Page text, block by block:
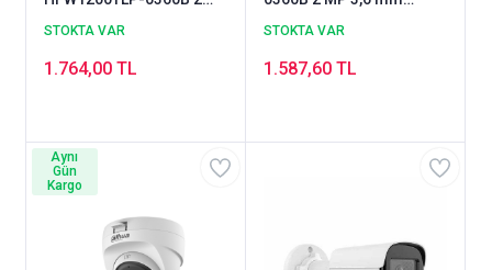
MP 1080P IR Bullet
STOKTA VAR
1.764,00 TL
HDCVI IR Bullet Kamera
STOKTA VAR
1.587,60 TL
Aynı
Gün
Kargo